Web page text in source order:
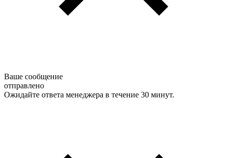
Ваше сообщение
отправлено
Ожидайте ответа менеджера в течение 30 минут.